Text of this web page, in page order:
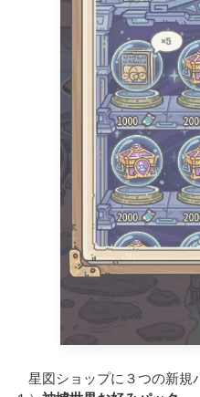
星図ショップに３つの新規